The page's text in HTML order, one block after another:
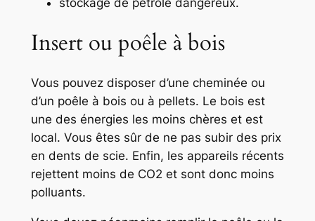
Insert ou poêle à bois
Vous pouvez disposer d’une cheminée ou
d’un poêle à bois ou à pellets. Le bois est
une des énergies les moins chères et est
local. Vous êtes sûr de ne pas subir des prix
en dents de scie. Enfin, les appareils récents
rejettent moins de CO2 et sont donc moins
polluants.